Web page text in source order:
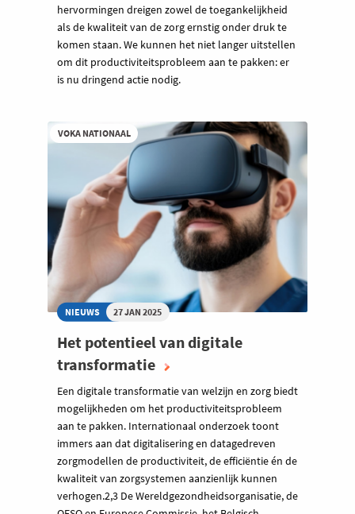
hervormingen dreigen zowel de toegankelijkheid
als de kwaliteit van de zorg ernstig onder druk te
komen staan. We kunnen het niet langer uitstellen
om dit productiviteitsprobleem aan te pakken: er
is nu dringend actie nodig.
VOKA NATIONAAL
NIEUWS 27 JAN 2025
Het potentieel van digitale
transformatie
Een digitale transformatie van welzijn en zorg biedt
mogelijkheden om het productiviteitsprobleem
aan te pakken. Internationaal onderzoek toont
immers aan dat digitalisering en datagedreven
zorgmodellen de productiviteit, de efficiëntie én de
kwaliteit van zorgsystemen aanzienlijk kunnen
verhogen.2,3 De Wereldgezondheidsorganisatie, de